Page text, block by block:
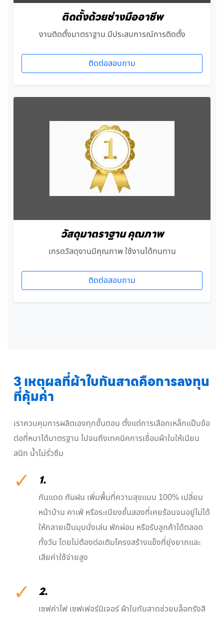
ติดตั้งด้วยช่างมืออาชีพ
งานติดตั้งมาตราฐาน มีประสบการณ์การติดตั้ง
ติดต่อสอบถาม
วัสดุมาตราฐาน คุณภาพ
เกรดวัสดุงานมีคุณภาพ ใช้งานได้ทนทาน
ติดต่อสอบถาม
3 เหตุผลที่ผ้าใบกันสาดคือการลงทุน
ที่คุ้มค่า
เราควบคุมการผลิตเองทุกขั้นตอน ตั้งแต่การเลือกเหล็กแป๊บข้อ
ต่อที่หนาได้มาตรฐาน ไปจนถึงเทคนิคการเชื่อมผ้าใบให้เนียน
สนิท น้ำไม่รั่วซึม
✓ 1.
กันแดด กันฝน เพิ่มพื้นที่ความสุขแบบ 100% เปลี่ยน
หน้าบ้าน คาเฟ่ หรือระเบียงชั้นสองที่เคยร้อนจนอยู่ไม่ได้
ให้กลายเป็นมุมนั่งเล่น พักผ่อน หรือรับลูกค้าได้ตลอด
ทั้งวัน โดยไม่ต้องต่อเติมโครงสร้างแข็งที่ยุ่งยากและ
เสียค่าใช้จ่ายสูง
✓ 2.
เซฟค่าไฟ เซฟเฟอร์นิเจอร์ ผ้าใบกันสาดช่วยบล็อกรังสี